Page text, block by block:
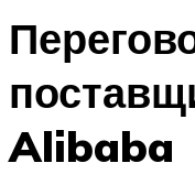
Alibaba